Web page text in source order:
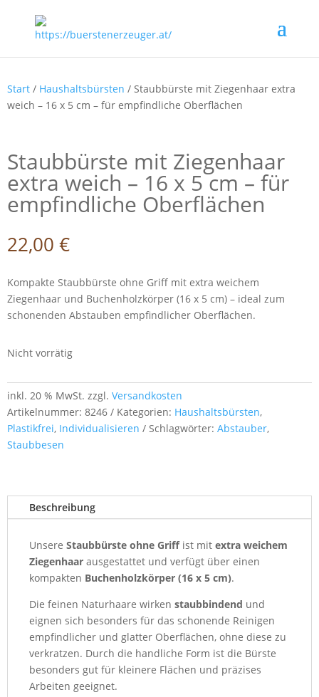
Start / Haushaltsbürsten / Staubbürste mit Ziegenhaar extra
weich – 16 x 5 cm – für empfindliche Oberflächen
Staubbürste mit Ziegenhaar
extra weich – 16 x 5 cm – für
empfindliche Oberflächen
22,00 €
Kompakte Staubbürste ohne Griff mit extra weichem
Ziegenhaar und Buchenholzkörper (16 x 5 cm) – ideal zum
schonenden Abstauben empfindlicher Oberflächen.
Nicht vorrätig
inkl. 20 % MwSt. zzgl. Versandkosten
Artikelnummer: 8246 Kategorien: Haushaltsbürsten,
Plastikfrei, Individualisieren Schlagwörter: Abstauber,
Staubbesen
Beschreibung
Unsere Staubbürste ohne Griffist mit extra weichem
Ziegenhaar ausgestattet und verfügt über einen
kompakten Buchenholzkörper (16 x 5 cm).
Die feinen Naturhaare wirken staubbindend und
eignen sich besonders für das schonende Reinigen
empfindlicher und glatter Oberflächen, ohne diese zu
verkratzen. Durch die handliche Form ist die Bürste
besonders gut für kleinere Flächen und präzises
Arbeiten geeignet.